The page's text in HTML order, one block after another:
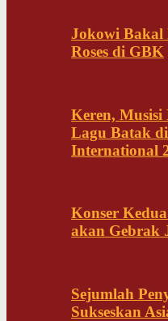
Jokowi Bakal
Roses di GBK
Keren, Musisi
Lagu Batak
International
Konser
akan Gebrak
Sejumlah
Sukseskan